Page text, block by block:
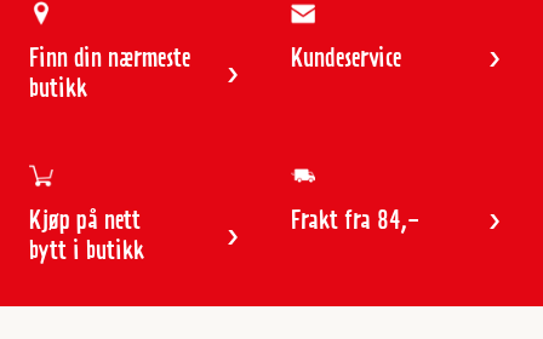
Finn din nærmeste
butikk
Kundeservice
Kjøp på nett
bytt i butikk
Frakt fra 84,-